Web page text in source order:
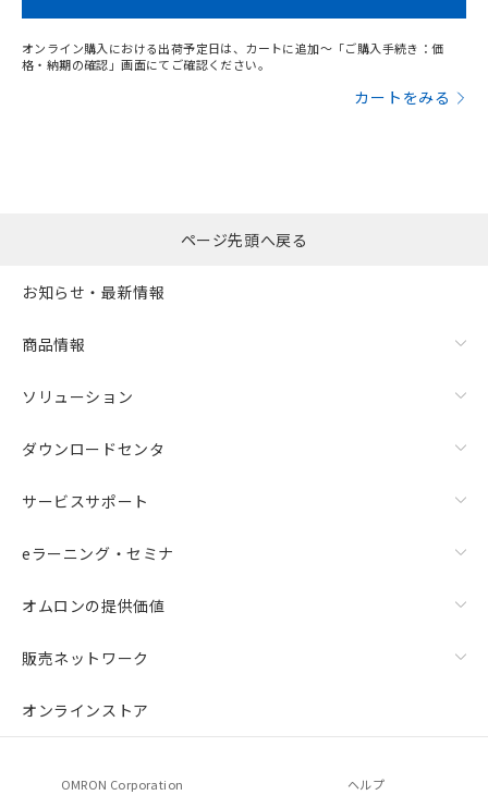
オンライン購入における出荷予定日は、カートに追加～「ご購入手続き：価
格・納期の確認」画面にてご確認ください。
カートをみる
ページ先頭へ戻る
お知らせ・最新情報
商品情報
ソリューション
ダウンロードセンタ
サービスサポート
eラーニング・セミナ
オムロンの提供価値
販売ネットワーク
オンラインストア
OMRON Corporation ヘルプ